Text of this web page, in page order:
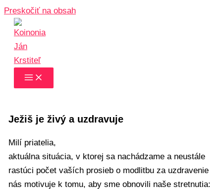
Preskočiť na obsah
Ježiš je živý a uzdravuje
Milí priatelia,
aktuálna situácia, v ktorej sa nachádzame a neustále
rastúci počet vaších prosieb o modlitbu za uzdravenie
nás motivuje k tomu, aby sme obnovili naše stretnutia: